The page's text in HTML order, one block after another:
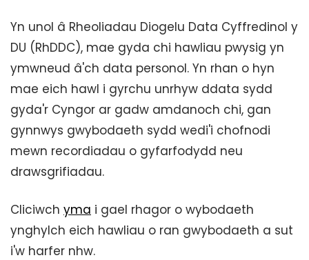
Yn unol â Rheoliadau Diogelu Data Cyffredinol y
DU (RhDDC), mae gyda chi hawliau pwysig yn
ymwneud â'ch data personol. Yn rhan o hyn
mae eich hawl i gyrchu unrhyw ddata sydd
gyda'r Cyngor ar gadw amdanoch chi, gan
gynnwys gwybodaeth sydd wedi'i chofnodi
mewn recordiadau o gyfarfodydd neu
drawsgrifiadau.
Cliciwch yma i gael rhagor o wybodaeth
ynghylch eich hawliau o ran gwybodaeth a sut
i'w harfer nhw.